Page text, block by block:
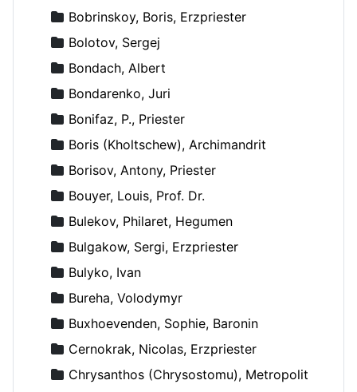
Bobrinskoy, Boris, Erzpriester
Bolotov, Sergej
Bondach, Albert
Bondarenko, Juri
Bonifaz, P., Priester
Boris (Kholtschew), Archimandrit
Borisov, Antony, Priester
Bouyer, Louis, Prof. Dr.
Bulekov, Philaret, Hegumen
Bulgakow, Sergi, Erzpriester
Bulyko, Ivan
Bureha, Volodymyr
Buxhoevenden, Sophie, Baronin
Cernokrak, Nicolas, Erzpriester
Chrysanthos (Chrysostomu), Metropolit